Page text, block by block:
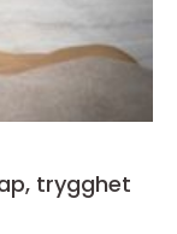
trygghet